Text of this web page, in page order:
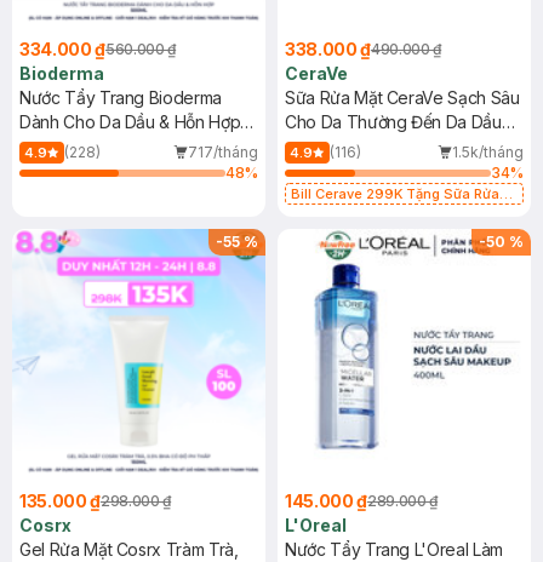
334.000 ₫560.000 ₫
Bioderma
Nước Tẩy Trang Bioderma
Dành Cho Da Dầu & Hỗn Hợp
500ml
4.9 (228)
717/tháng
48%
338.000 ₫490.000 ₫
CeraVe
Sữa Rửa Mặt CeraVe Sạch Sâu
Cho Da Thường Đến Da Dầu
473ml
4.9 (116)
1.5k/tháng
34%
Bill Cerave 299K Tặng Sữa Rửa
-55%
135.000 ₫298.000 ₫
Cosrx
Gel Rửa Mặt Cosrx Tràm Trà,
-50 %
145.000 ₫289.000 ₫
L'Oreal
Nước Tẩy Trang L'Oreal Làm